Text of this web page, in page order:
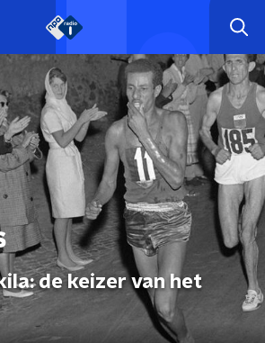
de keizer van het